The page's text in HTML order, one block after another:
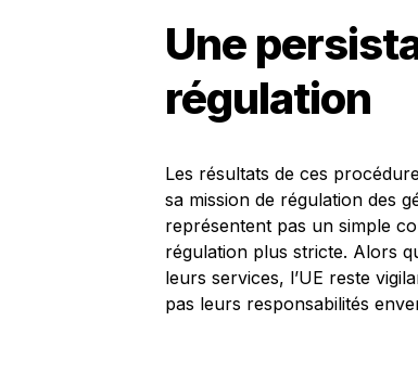
Une
régulation
Les résultats de ces
sa mission de régulation des
représentent pas un simple
régulation plus stricte. Alors
leurs services, l’UE reste
pas leurs responsabilités